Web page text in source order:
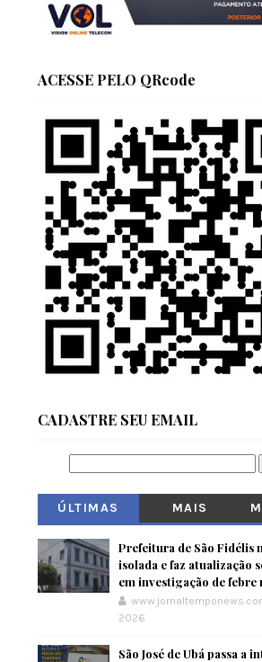
ACESSE PELO QRcode
CADASTRE SEU EMAIL
ÚLTIMAS
MAIS
Prefeitura de São Fidélis
isolada e faz atualização
em investigação de febre
2026
São José de Ubá passa a